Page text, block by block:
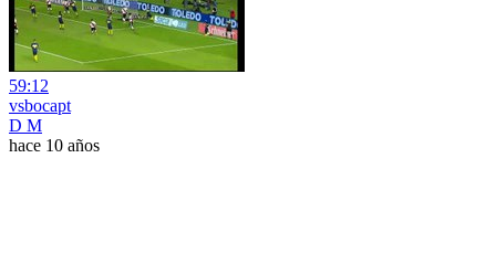
59:12
vsbocapt
D M
hace 10 años